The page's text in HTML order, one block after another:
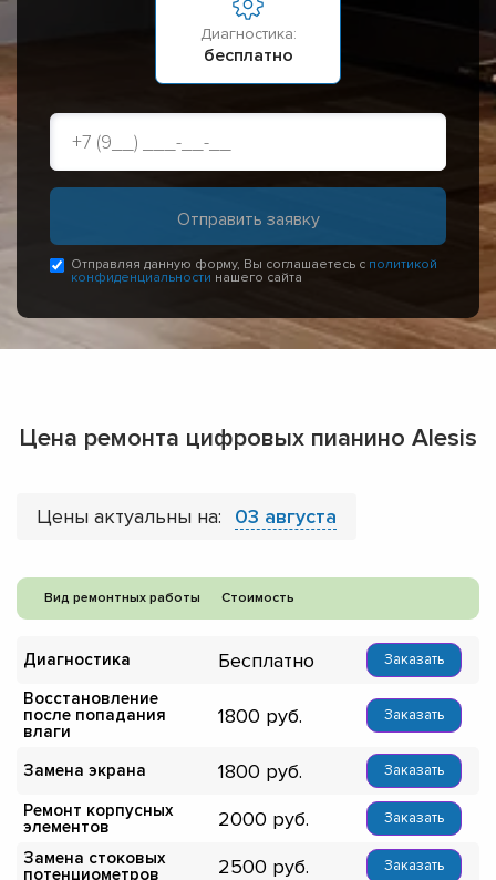
Диагностика:
бесплатно
Отправляя данную форму, Вы соглашаетесь с политикой
конфиденциальности нашего сайта
Цена ремонта цифровых пианино Alesis
Цены актуальны на: 03 августа
Вид ремонтных работы Стоимость
Диагностика Бесплатно Заказать
Восстановление
после попадания
влаги
1800 Заказать
Замена экрана 1800 Заказать
Ремонт корпусных
элементов
2000 Заказать
Замена стоковых
потенциометров
2500 Заказать